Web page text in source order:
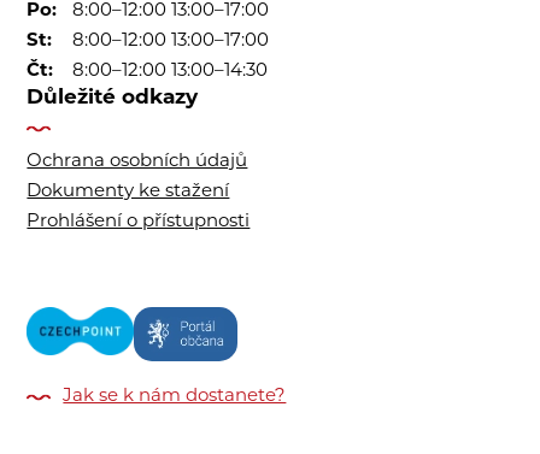
Po:
8:00–12:00 13:00–17:00
St:
8:00–12:00 13:00–17:00
Čt:
8:00–12:00 13:00–14:30
Důležité odkazy
Ochrana osobních údajů
Dokumenty ke stažení
Prohlášení o přístupnosti
Jak se k nám dostanete?